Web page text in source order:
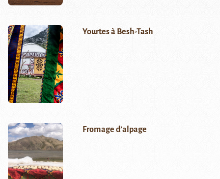
Yourtes à Besh-Tash
Fromage d’alpage